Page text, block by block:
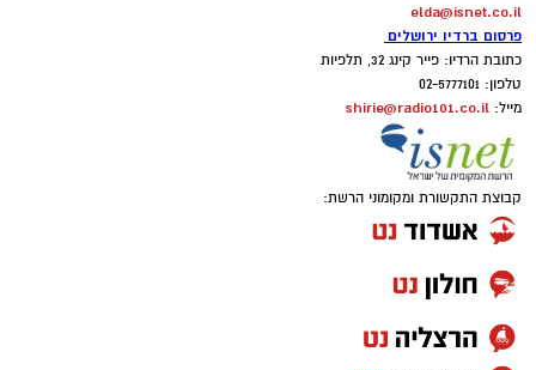
elda@isnet.co.il
פרסום ברדיו ירושלים
כתובת הרדיו: פייר קינג 32, תלפיות
טלפון: 02-5777101
מייל: shirie@radio101.co.il
קבוצת התקשורת ומקומוני הרשת: